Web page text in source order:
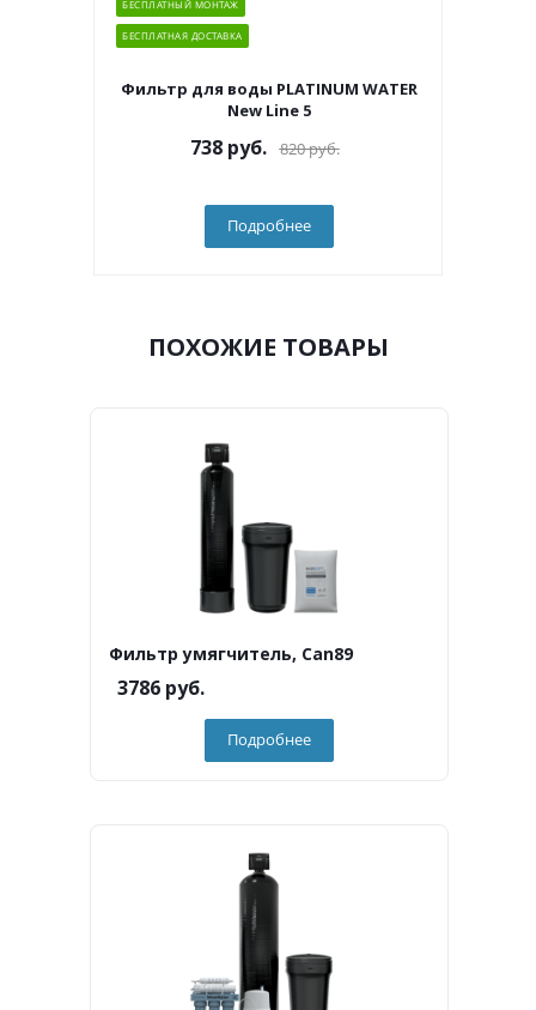
БЕСПЛАТНЫЙ МОНТАЖ
БЕСПЛАТНАЯ ДОСТАВКА
Фильтр для воды PLATINUM WATER
New Line 5
738руб. 820руб.
Подробнее
ПОХОЖИЕ ТОВАРЫ
Фильтр умягчитель, Can89
3786 руб.
Подробнее